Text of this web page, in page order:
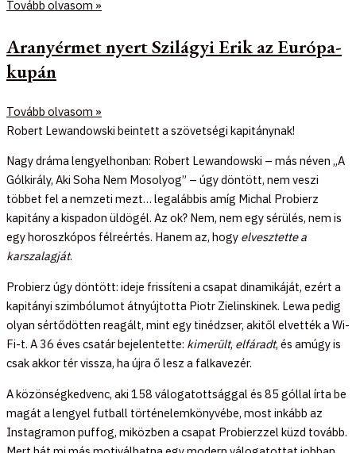
Tovább olvasom »
Aranyérmet nyert Szilágyi Erik az Európa-
kupán
Tovább olvasom »
Robert Lewandowski beintett a szövetségi kapitánynak!
Nagy dráma lengyelhonban: Robert Lewandowski – más néven „A
Gólkirály, Aki Soha Nem Mosolyog” – úgy döntött, nem veszi
többet fel a nemzeti mezt… legalábbis amíg Michal Probierz
kapitány a kispadon üldögél. Az ok? Nem, nem egy sérülés, nem is
egy horoszkópos félreértés. Hanem az, hogy elvesztette a
karszalagját.
Probierz úgy döntött: ideje frissíteni a csapat dinamikáját, ezért a
kapitányi szimbólumot átnyújtotta Piotr Zielinskinek. Lewa pedig
olyan sértődötten reagált, mint egy tinédzser, akitől elvették a Wi-
Fi-t. A 36 éves csatár bejelentette: kimerült, elfáradt, és amúgy is
csak akkor tér vissza, ha újra ő lesz a falkavezér.
A közönségkedvenc, aki 158 válogatottsággal és 85 góllal írta be
magát a lengyel futball történelemkönyvébe, most inkább az
Instagramon puffog, miközben a csapat Probierzzel küzd tovább.